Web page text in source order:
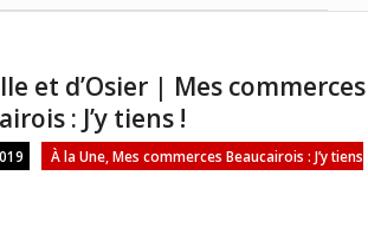
et d’Osier | Mes commerces
: J’y tiens !
À la Une, Mes commerces Beaucairois : J’y tiens